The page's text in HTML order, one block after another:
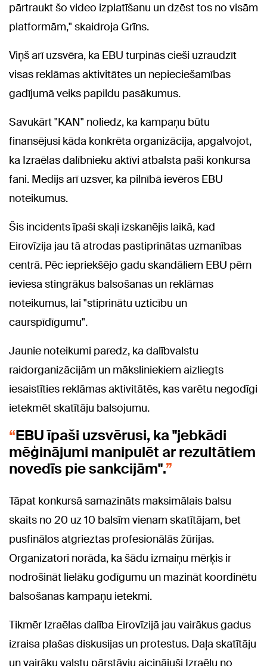
pārtraukt šo video izplatīšanu un dzēst tos no visām
platformām," skaidroja Grīns.
Viņš arī uzsvēra, ka EBU turpinās cieši uzraudzīt
visas reklāmas aktivitātes un nepieciešamības
gadījumā veiks papildu pasākumus.
Savukārt "KAN" noliedz, ka kampaņu būtu
finansējusi kāda konkrēta organizācija, apgalvojot,
ka Izraēlas dalībnieku aktīvi atbalsta paši konkursa
fani. Medijs arī uzsver, ka pilnībā ievēros EBU
noteikumus.
Šis incidents īpaši skaļi izskanējis laikā, kad
Eirovīzija jau tā atrodas pastiprinātas uzmanības
centrā. Pēc iepriekšējo gadu skandāliem EBU pērn
ieviesa stingrākus balsošanas un reklāmas
noteikumus, lai "stiprinātu uzticību un
caurspīdīgumu".
Jaunie noteikumi paredz, ka dalībvalstu
raidorganizācijām un māksliniekiem aizliegts
iesaistīties reklāmas aktivitātēs, kas varētu negodīgi
ietekmēt skatītāju balsojumu.
EBU īpaši uzsvērusi, ka "jebkādi
mēģinājumi manipulēt ar rezultātiem
novedīs pie sankcijām".
Tāpat konkursā samazināts maksimālais balsu
skaits no 20 uz 10 balsīm vienam skatītājam, bet
pusfinālos atgrieztas profesionālās žūrijas.
Organizatori norāda, ka šādu izmaiņu mērķis ir
nodrošināt lielāku godīgumu un mazināt koordinētu
balsošanas kampaņu ietekmi.
Tikmēr Izraēlas dalība Eirovīzijā jau vairākus gadus
izraisa plašas diskusijas un protestus. Daļa skatītāju